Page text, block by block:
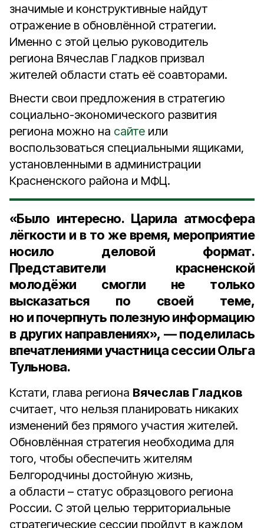
значимые и конструктивные найдут
отражение в обновлённой стратегии.
Именно с этой целью руководитель
региона Вячеслав Гладков призвал
жителей области стать её соавторами.
Внести свои предложения в стратегию
социально-экономического развития
региона можно на сайте или
воспользоваться специальными ящиками,
установленными в администрации
Красненского района и МФЦ.
«Было интересно. Царила атмосфера
лёгкости и в то же время, мероприятие
носило деловой формат.
Представители красненской
молодёжи смогли не только
высказаться по своей теме,
но и почерпнуть полезную информацию
в других направлениях», — поделилась
впечатлениями участница сессииОльга
Тульнова.
Кстати, глава региона Вячеслав Гладков
считает, что нельзя планировать никаких
изменений без прямого участия жителей.
Обновлённая стратегия необходима для
того, чтобы обеспечить жителям
Белгородчины достойную жизнь,
а области – статус образцового региона
России. С этой целью территориальные
стратегические сессии пройдут в каждом